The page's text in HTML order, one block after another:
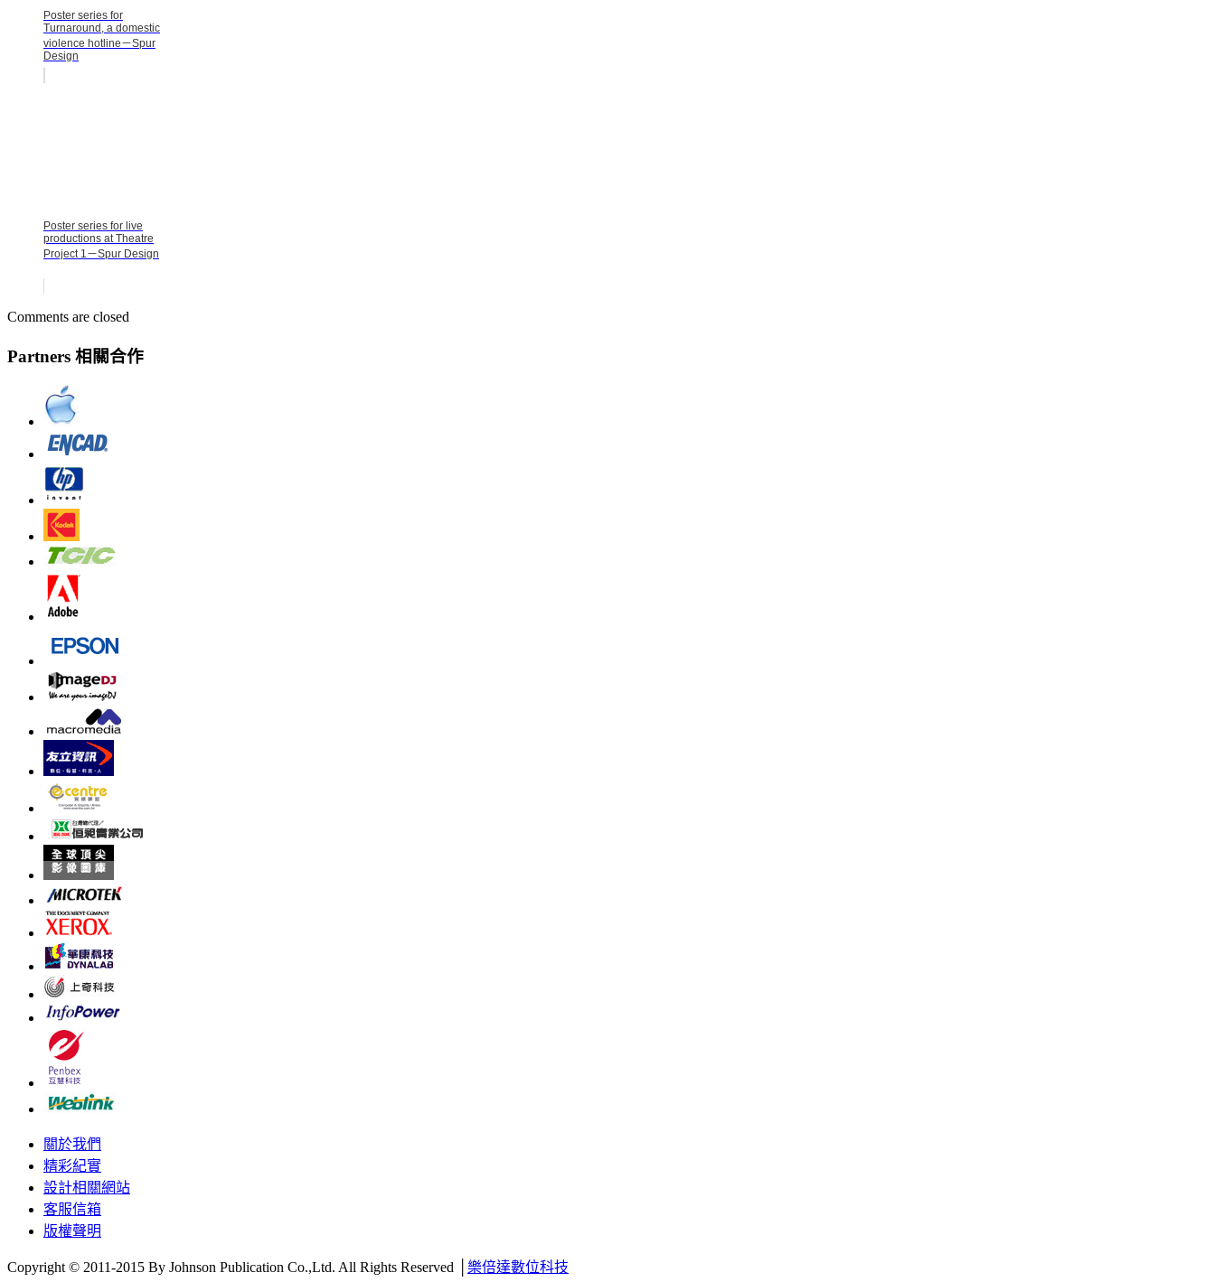
Poster series for
Turnaround, a domestic
violence hotline－Spur
Design
Poster series for live
productions at Theatre
Project 1－Spur Design
Comments are closed
Partners 相關合作
關於我們
精彩紀實
設計相關網站
客服信箱
版權聲明
Copyright © 2011-2015 By Johnson Publication Co.,Ltd. All Rights Reserved │ 樂倍達數位科技